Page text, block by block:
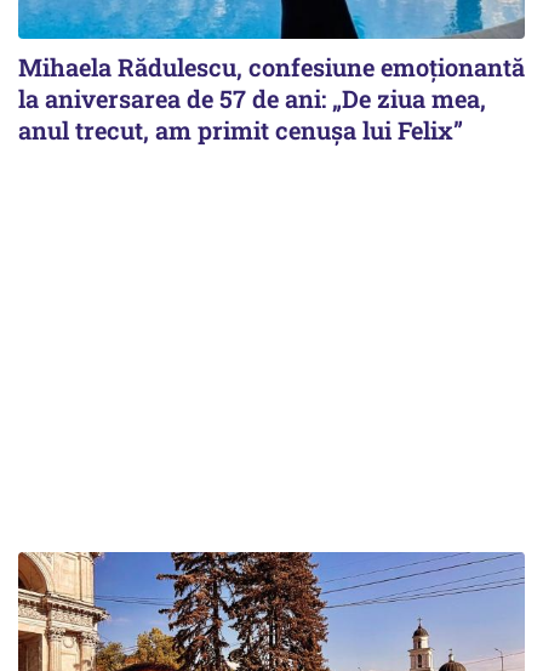
Mihaela Rădulescu, confesiune emoționantă
la aniversarea de 57 de ani: „De ziua mea,
anul trecut, am primit cenușa lui Felix”